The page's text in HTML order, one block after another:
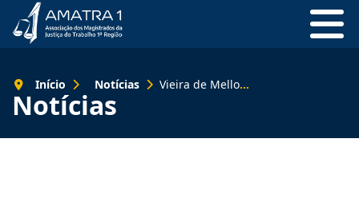
Notícias
Início Notícias Vieira de Mello toma posse no TST com defesa da democracia e proteção do trabalho humano